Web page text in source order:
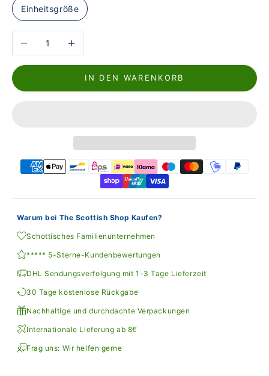
Einheitsgröße
Anzahl verringern
IN DEN WARENKORB
Warum bei The Scottish Shop Kaufen?
Schottisches Familienunternehmen
***** 5-Sterne-Kundenbewertungen
DHL Sendungsverfolgung mit 1-3 Tage Lieferzeit
30 Tage kostenlose Rückgabe
Nachhaltige und durchdachte Verpackungen
Internationale Lieferung ab 8€
Frag uns: Wir helfen gerne